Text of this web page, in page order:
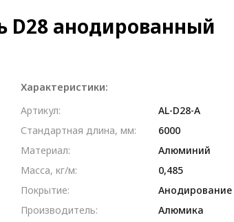
анодированный
Характеристики:
Артикул:
AL-D28-A
Стандартная длина, мм:
6000
Материал:
Алюминий
Масса, кг/м:
0,485
Покрытие:
Анодирование
Производитель:
Алюмика